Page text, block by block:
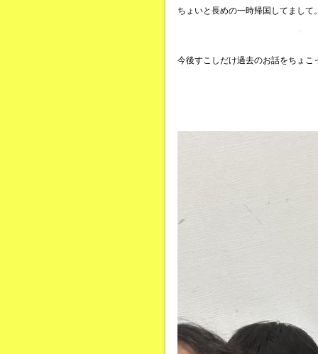
ちょいと長めの一時帰国してまして
今後すこしだけ過去のお話をちょこ